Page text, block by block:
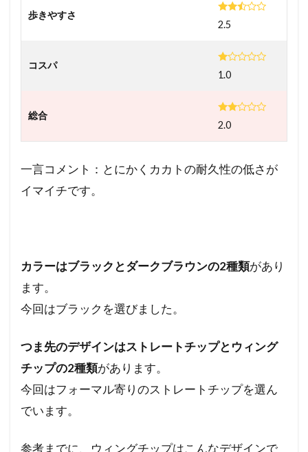
歩きやすさ
2.5
コスパ
1.0
総合
2.0
一言コメント：とにかくカカトの耐久性の低さが
イマイチです。
カラーはブラックとダークブラウンの2種類があり
ます。
今回はブラックを選びました。
つま先のデザインはストレートチップとウィング
チップの2種類があります。
今回はフォーマル寄りのストレートチップを選ん
でいます。
参考までに、ウィングチップはこんなデザインで